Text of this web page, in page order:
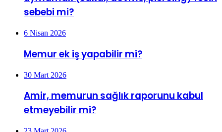
sebebi mi?
6 Nisan 2026
Memur ek iş yapabilir mi?
30 Mart 2026
Amir, memurun sağlık raporunu kabul
etmeyebilir mi?